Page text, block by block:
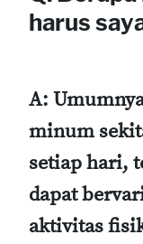
harus
A:
minum
setiap hari,
dapat
aktivitas